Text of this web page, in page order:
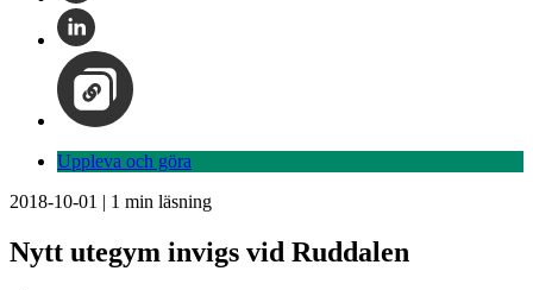
Uppleva och göra
2018-10-01 | 1 min läsning
Nytt utegym invigs vid Ruddalen